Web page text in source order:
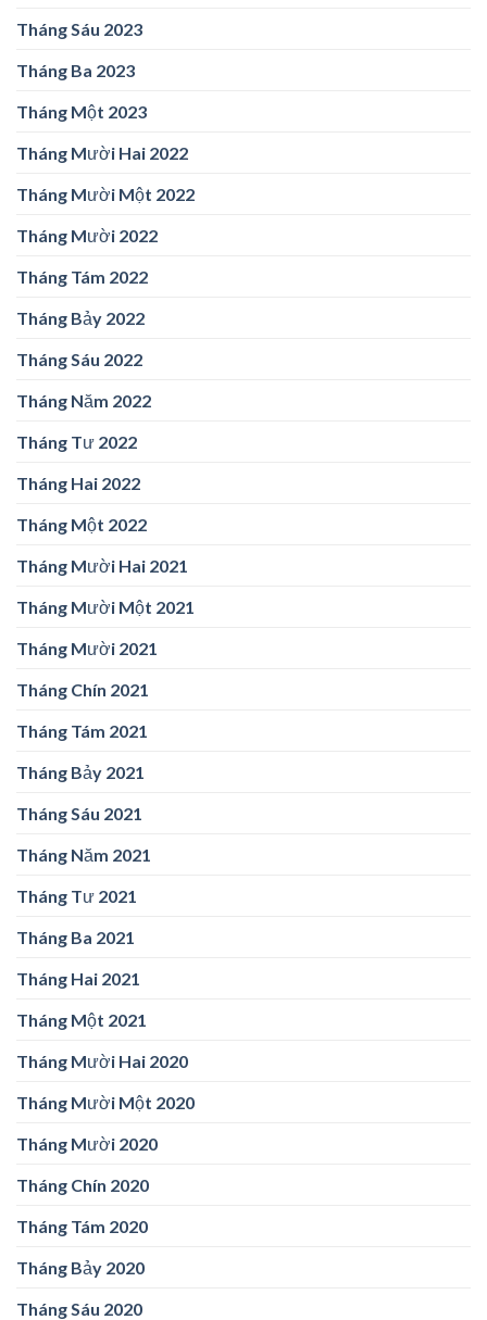
Tháng Sáu 2023
Tháng Ba 2023
Tháng Một 2023
Tháng Mười Hai 2022
Tháng Mười Một 2022
Tháng Mười 2022
Tháng Tám 2022
Tháng Bảy 2022
Tháng Sáu 2022
Tháng Năm 2022
Tháng Tư 2022
Tháng Hai 2022
Tháng Một 2022
Tháng Mười Hai 2021
Tháng Mười Một 2021
Tháng Mười 2021
Tháng Chín 2021
Tháng Tám 2021
Tháng Bảy 2021
Tháng Sáu 2021
Tháng Năm 2021
Tháng Tư 2021
Tháng Ba 2021
Tháng Hai 2021
Tháng Một 2021
Tháng Mười Hai 2020
Tháng Mười Một 2020
Tháng Mười 2020
Tháng Chín 2020
Tháng Tám 2020
Tháng Bảy 2020
Tháng Sáu 2020